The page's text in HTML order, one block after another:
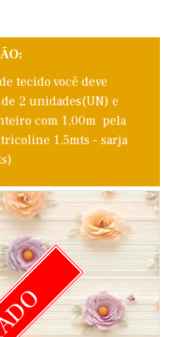
tecido você deve
2 unidades(UN) e
com 1,00m pela
1,5mts - sarja